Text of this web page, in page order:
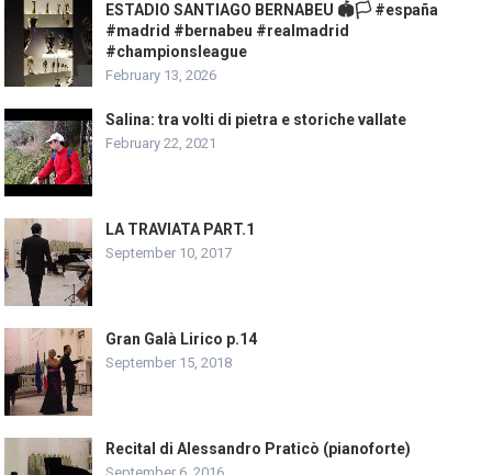
ESTADIO SANTIAGO BERNABEU 🏟️🏳️ #españa
#madrid #bernabeu #realmadrid
#championsleague
February 13, 2026
Salina: tra volti di pietra e storiche vallate
February 22, 2021
LA TRAVIATA PART.1
September 10, 2017
Gran Galà Lirico p.14
September 15, 2018
Recital di Alessandro Praticò (pianoforte)